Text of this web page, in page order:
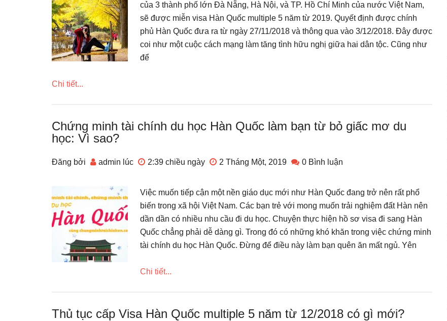
của 3 thành phố lớn Đà Nẵng, Hà Nội, và TP. Hồ Chí Minh của nước Việt Nam,
sẽ được miễn visa Hàn Quốc multiple 5 năm từ 2019. Quyết định được chính
phủ Hàn Quốc đưa ra từ ngày 27/11/2018 và thông qua vào 3/12/2018. Đây được
coi như một cuộc cách mạng làm tăng tình hữu nghị giữa hai dân tộc. Cũng như
để
Chi tiết...
Chứng minh tài chính du học Hàn Quốc làm bạn từ bỏ giấc mơ du
học: Vì sao?
Đăng bởi admin lúc 2:39 chiều ngày 2 Tháng Một, 2019 0 Bình luận
Việc muốn tiếp cận một nền giáo dục mới như Hàn Quốc đang trở nên rất phổ
biến trong xã hội Việt Nam. Các bạn trẻ với mong muốn trải nghiệm đất Hàn nên
dần dần có nhiều nhu cầu đi du học. Chuyện thực hiện hồ sơ visa đi sang Hàn
Quốc chẳng phải dễ dàng gì. Trong đó có những khó khăn trong việc chứng minh
tài chính du học Hàn Quốc. Đừng để điều này làm bạn quên ăn mất ngủ. Yên
Chi tiết...
Thủ tục cấp Visa Hàn Quốc multiple 5 năm từ 12/2018 có gì mới?